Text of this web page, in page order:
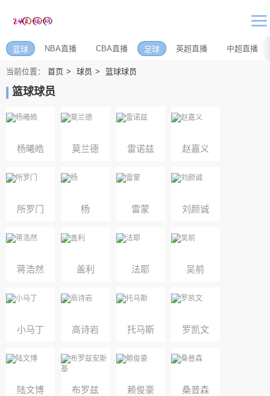
篮球 NBA直播 CBA直播 足球 英超直播 中超直播
当前位置： 首页 球员 篮球球员
篮球球员
杨曦皓 莫兰德 雷诺兹 赵嘉义
所罗门 杨 雷蒙 刘颜诚
蒋浩然 盖利 法耶 吴前
小马丁 高诗岩 托马斯 罗凯文
陆文博 布罗兹 赖俊豪 桑普森